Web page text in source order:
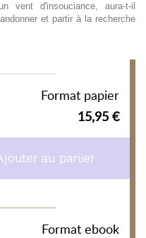
vent d'insouciance, aura-t-il
et partir à la recherche
Format papier
15,95 €
au panier
Format ebook